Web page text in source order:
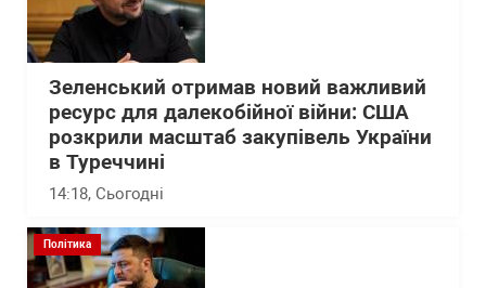
Зеленський отримав новий важливий
ресурс для далекобійної війни: США
розкрили масштаб закупівель України
в Туреччині
14:18, Сьогодні
Політика